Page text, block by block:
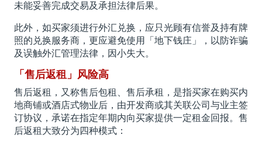
未能妥善完成交易及承担法律后果。
此外，如买家须进行外汇兑换，应只光顾有信誉及持有牌
照的兑换服务商，更应避免使用「地下钱庄」，以防诈骗
及误触外汇管理法律，因小失大。
「售后返租」风险高
售后返租，又称售后包租、售后承租，是指买家在购买内
地商铺或酒店式物业后，由开发商或其关联公司与业主签
订协议，承诺在指定年期内向买家提供一定租金回报。售
后返租大致分为四种模式：